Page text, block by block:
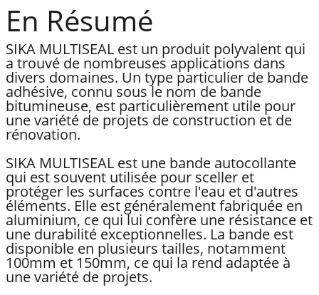
En Résumé
SIKA MULTISEAL est un produit polyvalent qui
a trouvé de nombreuses applications dans
divers domaines. Un type particulier de bande
adhésive, connu sous le nom de bande
bitumineuse, est particulièrement utile pour
une variété de projets de construction et de
rénovation.
SIKA MULTISEAL est une bande autocollante
qui est souvent utilisée pour sceller et
protéger les surfaces contre l'eau et d'autres
éléments. Elle est généralement fabriquée en
aluminium, ce qui lui confère une résistance et
une durabilité exceptionnelles. La bande est
disponible en plusieurs tailles, notamment
100mm et 150mm, ce qui la rend adaptée à
une variété de projets.